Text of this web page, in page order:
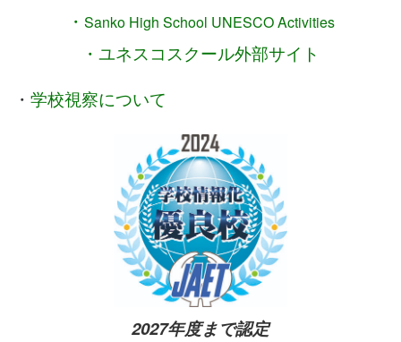
・ Sanko High School UNESCO Activities
・ユネスコスクール外部サイト
・ 学校視察について
2027年度まで認定